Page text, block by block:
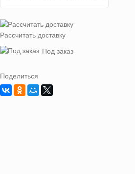
Рассчитать доставку
Под заказ
Поделиться